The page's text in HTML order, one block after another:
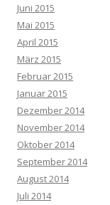
Juni 2015
Mai 2015
April 2015
März 2015
Februar 2015
Januar 2015
Dezember 2014
November 2014
Oktober 2014
September 2014
August 2014
Juli 2014